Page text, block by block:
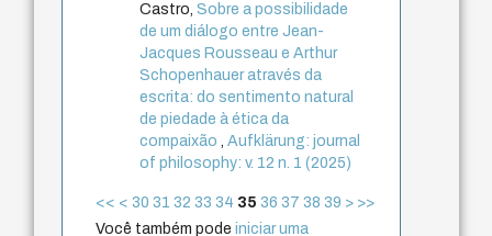
Castro,Sobre a possibilidade
de um diálogo entre Jean-
Jacques Rousseau e Arthur
Schopenhauer através da
escrita: do sentimento natural
de piedade à ética da
compaixão,Aufklärung: journal
of philosophy: v. 12 n. 1 (2025)
<< < 30 31 32 33 34 35 36 37 38 39 > >>
Você também podeiniciar uma